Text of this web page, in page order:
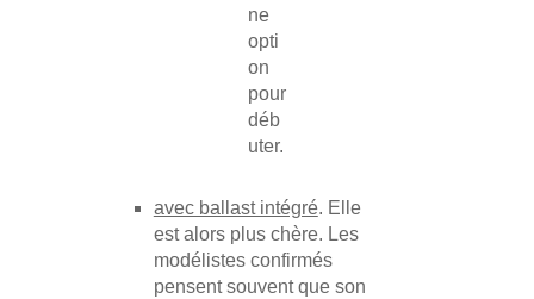
ne
opti
on
pour
déb
uter.
avec ballast intégré. Elle
est alors plus chère. Les
modélistes confirmés
pensent souvent que son